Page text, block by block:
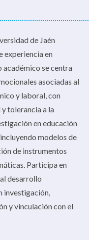
de Jaén
experiencia en
académico se centra
asociadas al
y laboral, con
tolerancia a la
en educación
modelos de
de instrumentos
Participa en
desarrollo
investigación,
y vinculación con el